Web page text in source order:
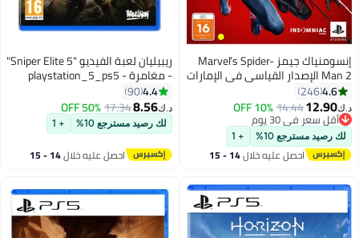
إنسومنياك جيمز Marvel’s Spider-
Man 2 الإصدار القياسي في الإمارات
العربية المتحدة
4.6
246
د.ك‏12.90
14.44
10% OFF
أقل سعر في 30 يوم
أقل سعر في 30 يوم
لك رصيد مسترجع 10% + 1
احصل عليه خلال 14 - 15
ريبيليان لعبة الفيديو "Sniper Elite 5"
- مغامرة - playstation_5_ps5
4.4
90
د.ك‏8.56
17.34
50% OFF
لك رصيد مسترجع 10% + 1
احصل عليه خلال 14 - 15